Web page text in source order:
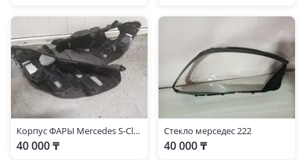
Корпус ФАРЫ Mercedes S-Class w221
40 000 ₸
Стекло мерседес 222
40 000 ₸